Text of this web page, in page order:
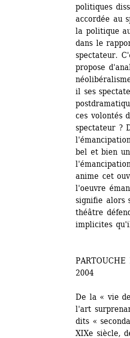
politiques
accordée au
la politique
dans le
spectateur.
propose
il ses
ces volontés
spectateur ?
bel et bien
anime cet
l'oeuvre
signifie alors
théâtre
implicites
2004
De la « vie
l'art
dits «
XIXe siècle,